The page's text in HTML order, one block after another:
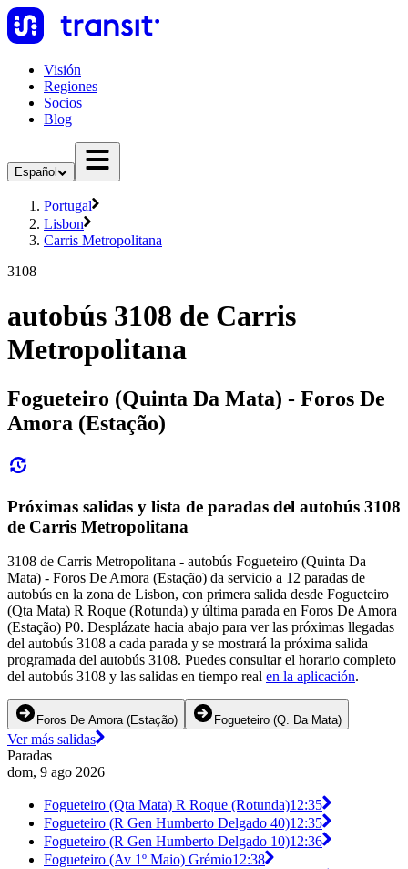
Visión
Regiones
Socios
Blog
Español
Portugal
Lisbon
Carris Metropolitana
3108
autobús 3108 de Carris
Metropolitana
Fogueteiro (Quinta Da Mata) - Foros De
Amora (Estação)
Próximas salidas y lista de paradas del autobús 3108
de Carris Metropolitana
3108 de Carris Metropolitana - autobús Fogueteiro (Quinta Da
Mata) - Foros De Amora (Estação) da servicio a 12 paradas de
autobús en la zona de Lisbon, con primera salida desde Fogueteiro
(Qta Mata) R Roque (Rotunda) y última parada en Foros De Amora
(Estação) P0. Desplázate hacia abajo para ver las próximas llegadas
del autobús 3108 a cada parada y se mostrará la próxima salida
programada del autobús 3108. Puedes consultar el horario completo
del autobús 3108 y las salidas en tiempo real en la aplicación.
Foros De Amora (Estação) Fogueteiro (Q. Da Mata)
Ver más salidas
Paradas
dom, 9 ago 2026
Fogueteiro (Qta Mata) R Roque (Rotunda)12:35
Fogueteiro (R Gen Humberto Delgado 40)12:35
Fogueteiro (R Gen Humberto Delgado 10)12:36
Fogueteiro (Av 1º Maio) Grémio12:38